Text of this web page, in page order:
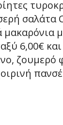
σαλάτα
μακαρόνια
6,00€
ζουμερό